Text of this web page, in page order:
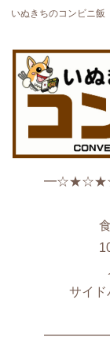
いぬきちのコンビニ
サイ